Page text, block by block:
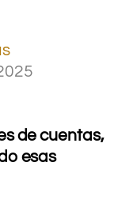
de cuentas,
esas